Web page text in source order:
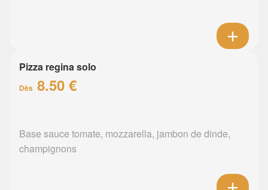
Pizza regina solo
Dès 8.50 €
Base sauce tomate, mozzarella, jambon de dinde,
champignons